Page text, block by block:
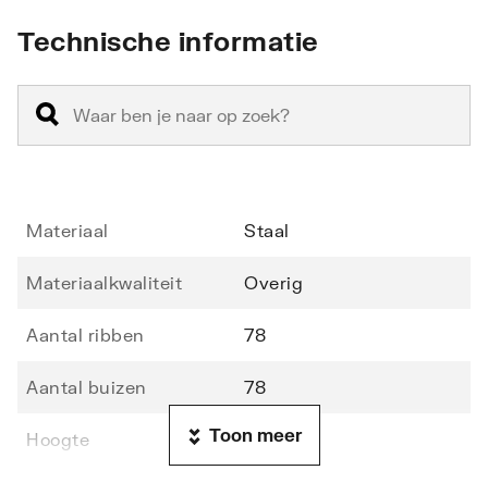
Technische informatie
Materiaal Staal
Materiaalkwaliteit Overig
Aantal ribben 78
Aantal buizen 78
Hoogte 1710
Toon meer